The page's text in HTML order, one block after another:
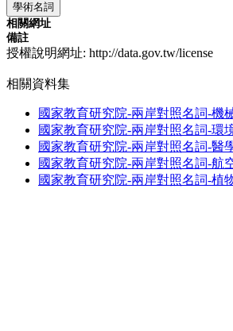
學術名詞
相關網址
備註
授權說明網址: http://data.gov.tw/license
相關資料集
國家教育研究院-兩岸對照名詞-機
國家教育研究院-兩岸對照名詞-環
國家教育研究院-兩岸對照名詞-醫
國家教育研究院-兩岸對照名詞-航
國家教育研究院-兩岸對照名詞-植